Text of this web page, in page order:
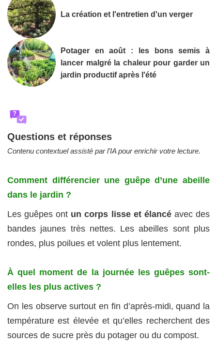
La création et l'entretien d'un verger
Potager en août : les bons semis à
lancer malgré la chaleur pour garder un
jardin productif après l'été
?
Questions et réponses
Contenu contextuel assisté par l’IA pour enrichir votre lecture.
Comment différencier une guêpe d’une abeille
dans le jardin ?
Les guêpes ont un corps lisse et élancéavec des
bandes jaunes très nettes. Les abeilles sont plus
rondes, plus poilues et volent plus lentement.
À quel moment de la journée les guêpes sont-
elles les plus actives ?
On les observe surtout en fin d’après-midi, quand la
température est élevée et qu’elles recherchent des
sources de sucre près du potager ou du compost.